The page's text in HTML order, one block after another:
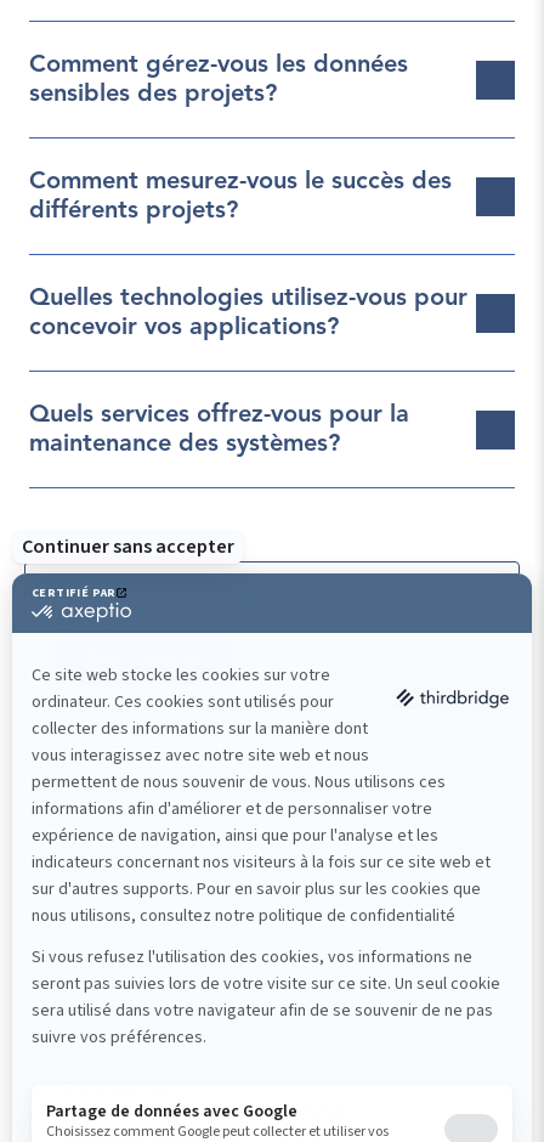
Comment gérez-vous les données
sensibles des projets?
Comment mesurez-vous le succès des
différents projets?
Quelles technologies utilisez-vous pour
concevoir vos applications?
Quels services offrez-vous pour la
maintenance des systèmes?
Prêt à lancer votre projet? Contactez notre
équipe!
Solutions numériques
Nos services
Développement de logiciels
Applications mobiles
Logiciels sur mesure
Design et stratégie numérique
Design UI/UX
Stratégie
Optimisation des processus d’affaires
Preuves de concept